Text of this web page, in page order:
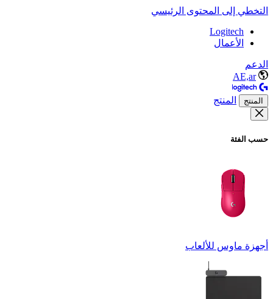
التخطي إلى المحتوى الرئيسي
Logitech
الأعمال
الدعم
AE,ar
المنتج المنتج
حسب الفئة
أجهزة ماوس للألعاب